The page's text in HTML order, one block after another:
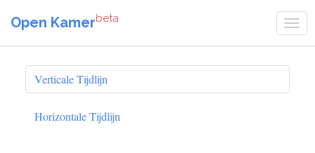
Open Kamerbeta
Verticale Tijdlijn
Horizontale Tijdlijn